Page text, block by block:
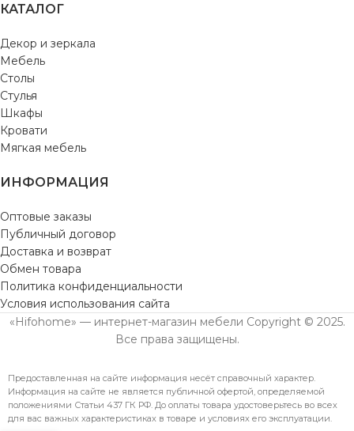
КАТАЛОГ
Декор и зеркала
Мебель
Столы
Стулья
Шкафы
Кровати
Мягкая мебель
ИНФОРМАЦИЯ
Оптовые заказы
Публичный договор
Доставка и возврат
Обмен товара
Политика конфиденциальности
Условия использования сайта
«Hifohome» — интернет-магазин мебели Copyright © 2025.
Все права защищены.
Предоставленная на сайте информация несёт справочный характер.
Информация на сайте не является публичной офертой, определяемой
положениями Статьи 437 ГК РФ. До оплаты товара удостоверьтесь во всех
для вас важных характеристиках в товаре и условиях его эксплуатации.